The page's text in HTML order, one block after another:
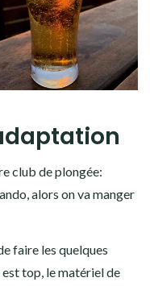
club de plongée:
alors on va manger
faire les quelques
top, le matériel de